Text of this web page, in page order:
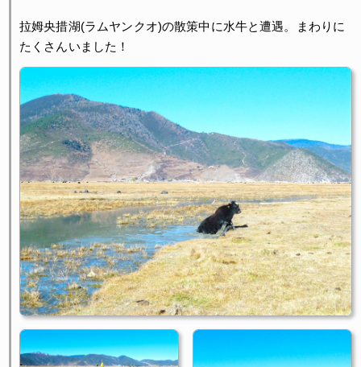
拉姆央措湖(ラムヤンクオ)の散策中に水牛と遭遇。まわりに
たくさんいました！